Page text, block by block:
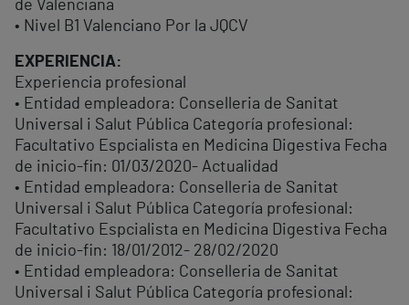
de Valenciana
• Nivel B1 Valenciano Por la JQCV
EXPERIENCIA:
Experiencia profesional
• Entidad empleadora: Conselleria de Sanitat
Universal i Salut Pública Categoría profesional:
Facultativo Espcialista en Medicina Digestiva Fecha
de inicio-fin: 01/03/2020- Actualidad
• Entidad empleadora: Conselleria de Sanitat
Universal i Salut Pública Categoría profesional:
Facultativo Espcialista en Medicina Digestiva Fecha
de inicio-fin: 18/01/2012- 28/02/2020
• Entidad empleadora: Conselleria de Sanitat
Universal i Salut Pública Categoría profesional: